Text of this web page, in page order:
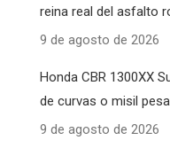
reina real del asfalto
9 de agosto de 2026
Honda CBR 1300XX
de curvas o misil
9 de agosto de 2026